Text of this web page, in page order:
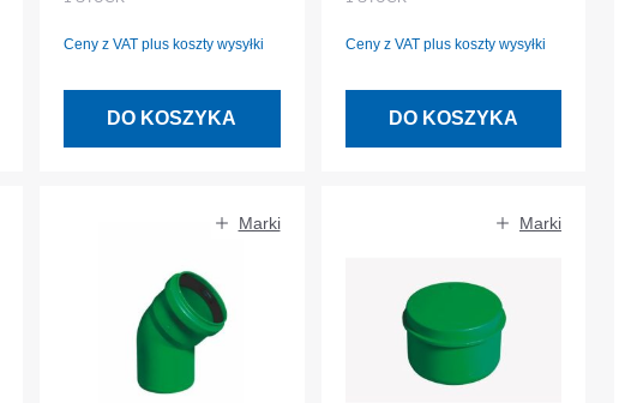
Ceny z VAT plus koszty wysyłki
DO KOSZYKA
Ceny z VAT plus koszty wysyłki
DO KOSZYKA
Marki Marki